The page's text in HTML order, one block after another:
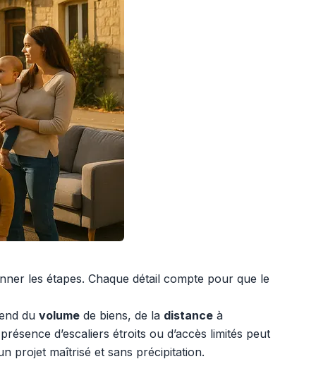
les étapes. Chaque détail compte pour que le
du volume de biens, de la distance à
d’escaliers étroits ou d’accès limités peut
projet maîtrisé et sans précipitation.